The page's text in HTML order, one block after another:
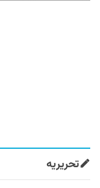
تحریریه